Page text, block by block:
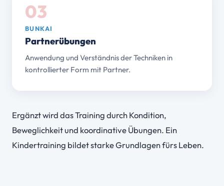
03
BUNKAI
Partnerübungen
Anwendung und Verständnis der Techniken in
kontrollierter Form mit Partner.
Ergänzt wird das Training durch Kondition,
Beweglichkeit und koordinative Übungen. Ein
Kindertraining bildet starke Grundlagen fürs Leben.